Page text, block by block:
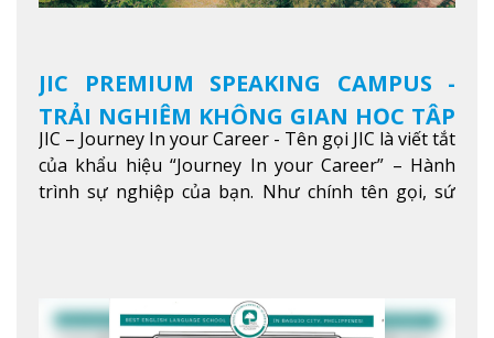
JIC PREMIUM SPEAKING CAMPUS -
TRẢI NGHIỆM KHÔNG GIAN HỌC TẬP
5 SAO TẠI BAGUIO
JIC – Journey In your Career - Tên gọi JIC là viết tắt
của khẩu hiệu “Journey In your Career” – Hành
trình sự nghiệp của bạn. Như chính tên gọi, sứ